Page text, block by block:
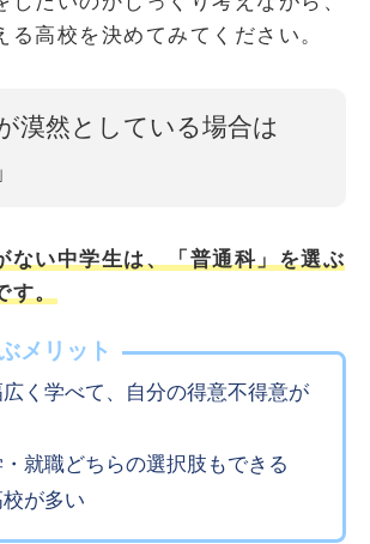
る高校を決めてみてください。
漠然としている場合は
ない中学生は、「普通科」を選ぶ
す。
メリット
く学べて、自分の得意不得意が
就職どちらの選択肢もできる
が多い